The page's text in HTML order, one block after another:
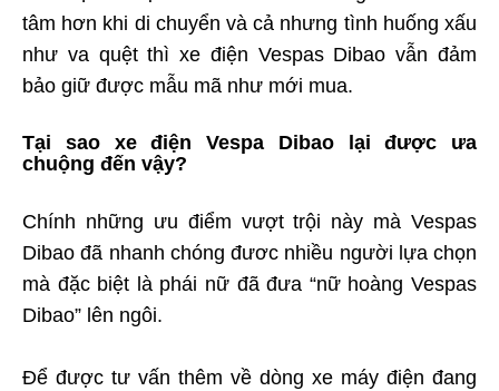
tâm hơn khi di chuyển và cả nhưng tình huống xấu
như va quệt thì xe điện Vespas Dibao vẫn đảm
bảo giữ được mẫu mã như mới mua.
Tại sao xe điện Vespa Dibao lại được ưa
chuộng đến vậy?
Chính những ưu điểm vượt trội này mà Vespas
Dibao đã nhanh chóng đươc nhiều người lựa chọn
mà đặc biệt là phái nữ đã đưa “nữ hoàng Vespas
Dibao” lên ngôi.
Để được tư vấn thêm về dòng xe máy điện đang